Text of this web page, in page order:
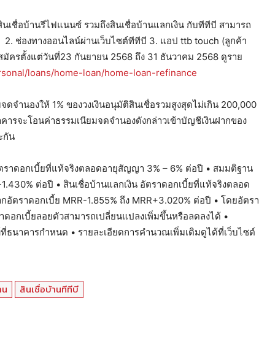
เชื่อบ้านรีไฟแนนซ์ รวมถึงสินเชื่อบ้านแลกเงิน กับทีทีบี สามารถ
ช่องทางออนไลน์ผ่านเว็บไซต์ทีทีบี 3. แอป ttb touch (ลูกค้า
ครตั้งแต่วันที่23 กันยายน 2568 ถึง 31 ธันวาคม 2568 ดูราย
loans/home-loan/home-loan-refinance
จำนองให้ 1% ของวงเงินอนุมัติสินเชื่อรวมสูงสุดไม่เกิน 200,000
รจะโอนค่าธรรมเนียมจดจำนองดังกล่าวเข้าบัญชีเงินฝากของ
กัน
าดอกเบี้ยที่แท้จริงตลอดอายุสัญญา 3% – 6% ต่อปี • สมมติฐาน
1.430% ต่อปี • สินเชื่อบ้านแลกเงิน อัตราดอกเบี้ยที่แท้จริงตลอด
ราดอกเบี้ย MRR-1.855% ถึง MRR+3.020% ต่อปี • โดยอัตรา
อกเบี้ยลอยตัวสามารถเปลี่ยนแปลงเพิ่มขึ้นหรือลดลงได้ •
นาคารกําหนด • รายละเอียดการคำนวณเพิ่มเติมดูได้ที่เว็บไซต์
สินเชื่อบ้านทีทีบี